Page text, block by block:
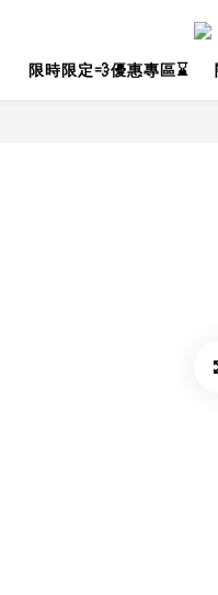
限時限定💨優惠專區⌛